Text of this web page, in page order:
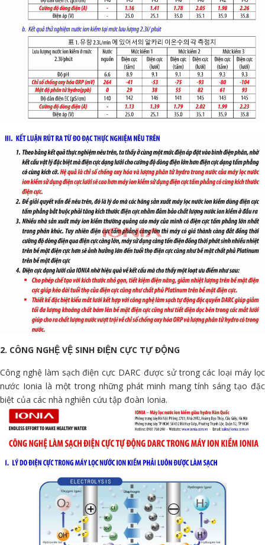
2. CÔNG NGHỆ VỆ SINH ĐIỆN CỰC TỰ ĐỘNG
Công nghệ làm sạch điện cực DARC được sử trong các loại máy lọc
nước Ionia là một trong những phát minh mang tính sáng tạo đặc
biệt của các nhà nghiên cứu tập đoàn Ionia.